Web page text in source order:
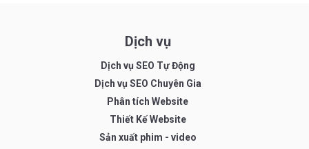
Dịch vụ
Dịch vụ SEO Tự Động
Dịch vụ SEO Chuyên Gia
Phân tích Website
Thiết Kế Website
Sản xuất phim - video